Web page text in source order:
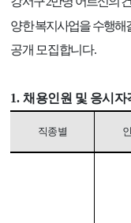
양한 복지사업을 수행해
공개 모집합니다.
1.채용인원 및 응시자
직종별